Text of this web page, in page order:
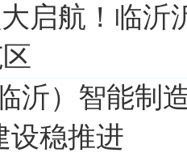
启航！临沂
沂）智能制
设稳推进